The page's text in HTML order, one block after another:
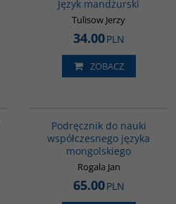
Język mandżurski
Tulisow Jerzy
34.00PLN
ZOBACZ
Podręcznik do nauki
współczesnego języka
mongolskiego
Rogala Jan
65.00PLN